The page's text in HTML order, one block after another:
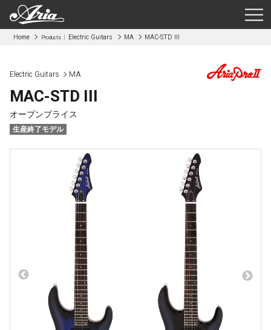
Home Products Electric Guitars MA MAC-STD III
Electric Guitars MA
MAC-STD III
オープンプライス
生産終了モデル